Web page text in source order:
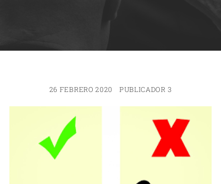
26 FEBRERO 2020 PUBLICADOR 3